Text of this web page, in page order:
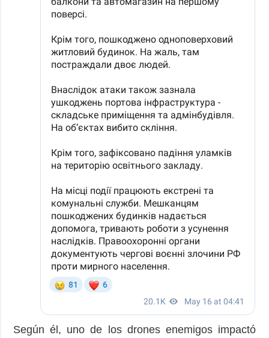
Según él, uno de los drones enemigos impactó